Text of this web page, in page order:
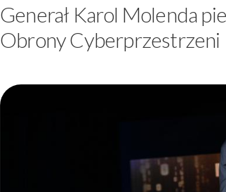
Generał Karol Molenda
Obrony Cyberprzestrzeni